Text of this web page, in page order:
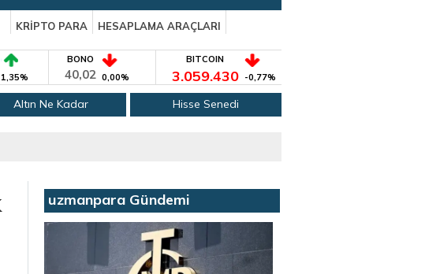
KRİPTO PARA
HESAPLAMA ARAÇLARI
1,35%
BONO
40,02 0,00%
BITCOIN
3.059.430 -0,77%
Altın Ne Kadar Hisse Senedi
uzmanpara Gündemi